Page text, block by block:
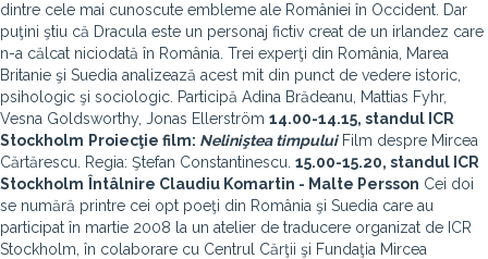
dintre cele mai cunoscute embleme ale României în Occident. Dar
puţini ştiu că Dracula este un personaj fictiv creat de un irlandez care
n-a călcat niciodată în România. Trei experţi din România, Marea
Britanie şi Suedia analizează acest mit din punct de vedere istoric,
psihologic şi sociologic. Participă Adina Brădeanu, Mattias Fyhr,
Vesna Goldsworthy, Jonas Ellerström 14.00-14.15, standul ICR
Stockholm Proiecţie film: Neliniştea timpuluiFilm despre Mircea
Cărtărescu. Regia: Ştefan Constantinescu. 15.00-15.20, standul ICR
Stockholm
Întâlnire Claudiu Komartin - Malte Persson Cei doi
se numără printre cei opt poeţi din România şi Suedia care au
participat în martie 2008 la un atelier de traducere organizat de ICR
Stockholm, în colaborare cu Centrul Cărţii şi Fundaţia Mircea